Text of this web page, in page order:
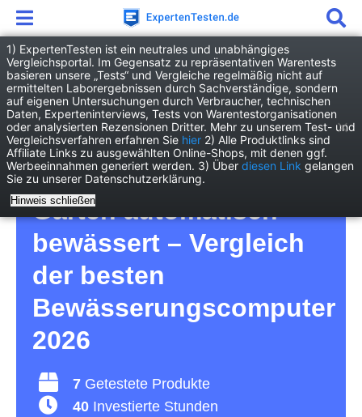
Garten
Gartengeräte
Bewässerungscomputer
Bewässerungscomputer
Test – so wird Ihr
Garten automatisch
bewässert – Vergleich
der besten
Bewässerungscomputer
2026
7 Getestete Produkte
40 Investierte Stunden
1) ExpertenTesten ist ein neutrales und unabhängiges
Vergleichsportal. Im Gegensatz zu repräsentativen Warentests
basieren unsere „Tests“ und Vergleiche regelmäßig nicht auf
ermittelten Laborergebnissen durch Sachverständige, sondern
auf eigenen Untersuchungen durch Verbraucher, technischen
Daten, Experteninterviews, Tests von Warentestorganisationen
oder analysierten Rezensionen Dritter. Mehr zu unserem Test- und
Vergleichsverfahren erfahren Sie hier 2) Alle Produktlinks sind
Affiliate Links zu ausgewählten Online-Shops, mit denen ggf.
Werbeeinnahmen generiert werden. 3) Über diesen Link gelangen
Sie zu unserer Datenschutzerklärung.
Hinweis schließen